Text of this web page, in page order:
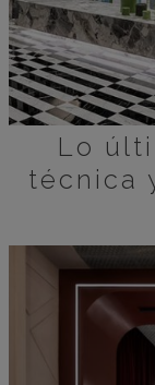
Lo
técnica